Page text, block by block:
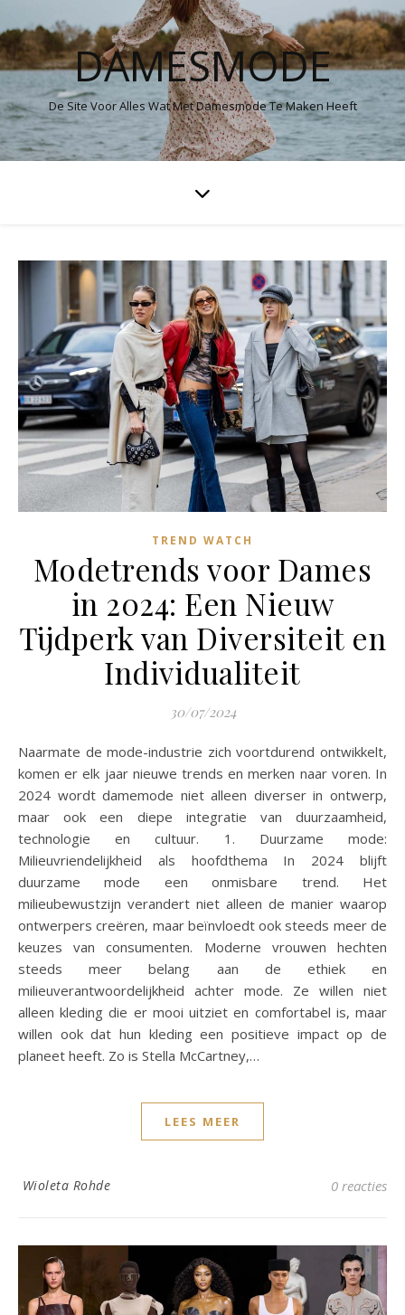
DAMESMODE
De Site Voor Alles Wat Met Damesmode Te Maken Heeft
TREND WATCH
Modetrends voor Dames
in 2024: Een Nieuw
Tijdperk van Diversiteit en
Individualiteit
30/07/2024
Naarmate de mode-industrie zich voortdurend ontwikkelt,
komen er elk jaar nieuwe trends en merken naar voren. In
2024 wordt damemode niet alleen diverser in ontwerp,
maar ook een diepe integratie van duurzaamheid,
technologie en cultuur. 1. Duurzame mode:
Milieuvriendelijkheid als hoofdthema In 2024 blijft
duurzame mode een onmisbare trend. Het
milieubewustzijn verandert niet alleen de manier waarop
ontwerpers creëren, maar beïnvloedt ook steeds meer de
keuzes van consumenten. Moderne vrouwen hechten
steeds meer belang aan de ethiek en
milieuverantwoordelijkheid achter mode. Ze willen niet
alleen kleding die er mooi uitziet en comfortabel is, maar
willen ook dat hun kleding een positieve impact op de
planeet heeft. Zo is Stella McCartney,…
LEES MEER
Wioleta Rohde 0 reacties